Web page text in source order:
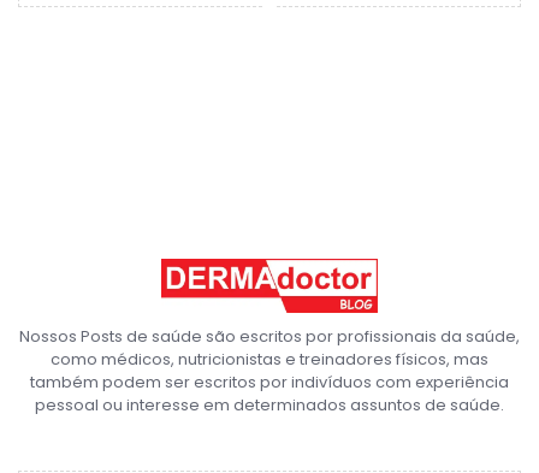
Nossos Posts de saúde são escritos por profissionais da saúde,
como médicos, nutricionistas e treinadores físicos, mas
também podem ser escritos por indivíduos com experiência
pessoal ou interesse em determinados assuntos de saúde.